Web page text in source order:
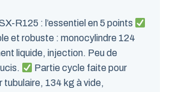
R125 : l’essentiel en 5 points
et robuste : monocylindre 124
liquide, injection. Peu de
Partie cycle faite pour
tubulaire, 134 kg à vide,